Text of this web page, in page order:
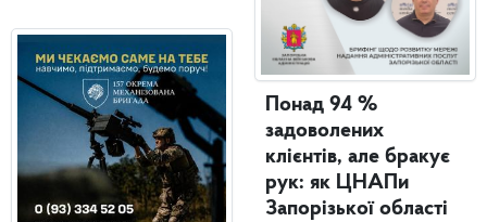
Понад 94 %
задоволених
клієнтів, але бракує
рук: як ЦНАПи
Запорізької області